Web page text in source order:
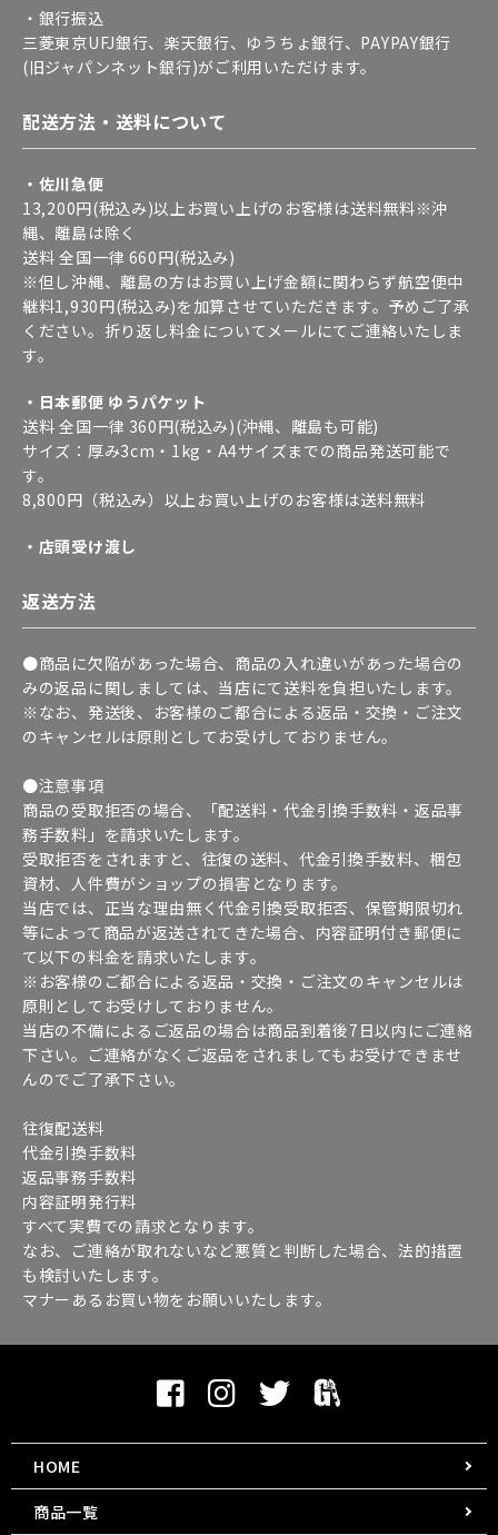
・銀行振込
三菱東京UFJ銀行、楽天銀行、ゆうちょ銀行、PAYPAY銀行
(旧ジャパンネット銀行)がご利用いただけます。
配送方法・送料について
・佐川急便
13,200円(税込み)以上お買い上げのお客様は送料無料※沖
縄、離島は除く
送料 全国一律 660円(税込み)
※但し沖縄、離島の方はお買い上げ金額に関わらず航空便中
継料1,930円(税込み)を加算させていただきます。予めご了承
ください。折り返し料金についてメールにてご連絡いたしま
す。
・日本郵便 ゆうパケット
送料 全国一律 360円(税込み)(沖縄、離島も可能)
サイズ：厚み3cm・1kg・A4サイズまでの商品発送可能で
す。
8,800円（税込み）以上お買い上げのお客様は送料無料
・店頭受け渡し
返送方法
●商品に欠陥があった場合、商品の入れ違いがあった場合の
みの返品に関しましては、当店にて送料を負担いたします。
※なお、発送後、お客様のご都合による返品・交換・ご注文
のキャンセルは原則としてお受けしておりません。
●注意事項
商品の受取拒否の場合、「配送料・代金引換手数料・返品事
務手数料」を請求いたします。
受取拒否をされますと、往復の送料、代金引換手数料、梱包
資材、人件費がショップの損害となります。
当店では、正当な理由無く代金引換受取拒否、保管期限切れ
等によって商品が返送されてきた場合、内容証明付き郵便に
て以下の料金を請求いたします。
※お客様のご都合による返品・交換・ご注文のキャンセルは
原則としてお受けしておりません。
当店の不備によるご返品の場合は商品到着後7日以内にご連絡
下さい。ご連絡がなくご返品をされましてもお受けできませ
んのでご了承下さい。
往復配送料
代金引換手数料
返品事務手数料
内容証明発行料
すべて実費での請求となります。
なお、ご連絡が取れないなど悪質と判断した場合、法的措置
も検討いたします。
マナーあるお買い物をお願いいたします。
HOME
商品一覧